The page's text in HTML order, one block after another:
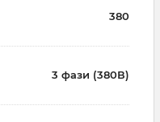
380
3 фази (380В)